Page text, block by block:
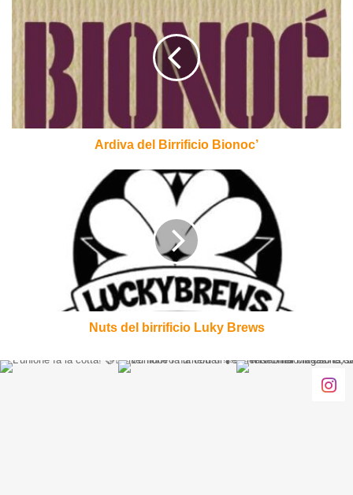
del
Birrificio
Bionoc’
Ardiva del Birrificio Bionoc’
Nuts del birrificio Luky Brews